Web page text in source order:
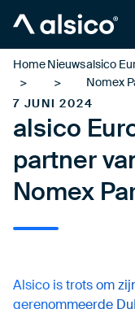
HomeNieuwsalsico
Nomex
7 JUNI 2024
alsico
partner
Nomex
Alsico is trots om
gerenommeerde